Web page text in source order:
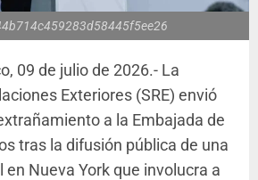
09 de julio de 2026.- La
Exteriores (SRE) envió
a la Embajada de
tras la difusión pública de una
Nueva York que involucra a